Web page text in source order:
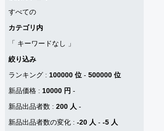
すべての
カテゴリ内
「 キーワードなし
」
絞り込み
ランキング : 100000 位 - 500000 位
新品価格 : 10000 円 -
新品出品者数 : 200 人 -
新品出品者数の変化 : -20 人 - -5 人